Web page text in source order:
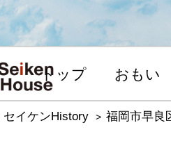
トップ おもい
セイケンHistory 福岡市早良